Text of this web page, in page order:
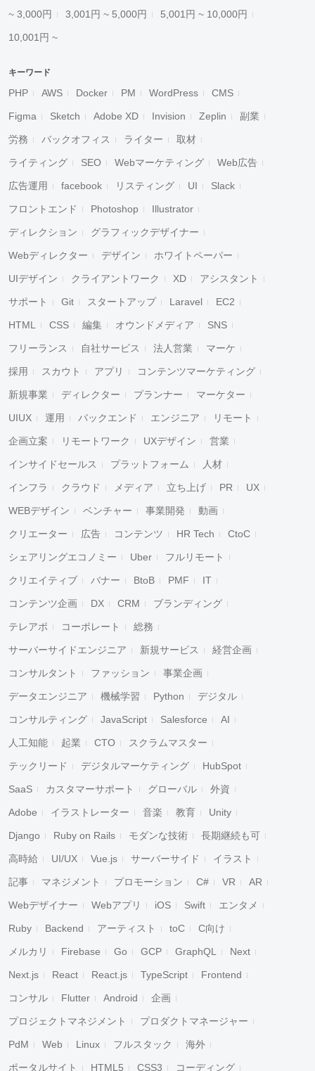
~ 3,000円 3,001円 ~ 5,000円 5,001円 ~ 10,000円
10,001円 ~
キーワード
PHP AWS Docker PM WordPress CMS
Figma Sketch Adobe XD Invision Zeplin 副業
労務 バックオフィス ライター 取材
ライティング SEO Webマーケティング Web広告
広告運用 facebook リスティング UI Slack
フロントエンド Photoshop Illustrator
ディレクション グラフィックデザイナー
Webディレクター デザイン ホワイトペーパー
UIデザイン クライアントワーク XD アシスタント
サポート Git スタートアップ Laravel EC2
HTML CSS 編集 オウンドメディア SNS
フリーランス 自社サービス 法人営業 マーケ
採用 スカウト アプリ コンテンツマーケティング
新規事業 ディレクター プランナー マーケター
UIUX 運用 バックエンド エンジニア リモート
企画立案 リモートワーク UXデザイン 営業
インサイドセールス プラットフォーム 人材
インフラ クラウド メディア 立ち上げ PR UX
WEBデザイン ベンチャー 事業開発 動画
クリエーター 広告 コンテンツ HR Tech CtoC
シェアリングエコノミー Uber フルリモート
クリエイティブ バナー BtoB PMF IT
コンテンツ企画 DX CRM ブランディング
テレアポ コーポレート 総務
サーバーサイドエンジニア 新規サービス 経営企画
コンサルタント ファッション 事業企画
データエンジニア 機械学習 Python デジタル
コンサルティング JavaScript Salesforce AI
人工知能 起業 CTO スクラムマスター
テックリード デジタルマーケティング HubSpot
SaaS カスタマーサポート グローバル 外資
Adobe イラストレーター 音楽 教育 Unity
Django Ruby on Rails モダンな技術 長期継続も可
高時給 UI/UX Vue.js サーバーサイド イラスト
記事 マネジメント プロモーション C# VR AR
Webデザイナー Webアプリ iOS Swift エンタメ
Ruby Backend アーティスト toC C向け
メルカリ Firebase Go GCP GraphQL Next
Next.js React React.js TypeScript Frontend
コンサル Flutter Android 企画
プロジェクトマネジメント プロダクトマネージャー
PdM Web Linux フルスタック 海外
ポータルサイト HTML5 CSS3 コーディング